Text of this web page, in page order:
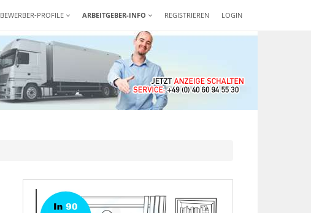
REGISTRIEREN LOGIN
BEWERBER-PROFILE ARBEITGEBER-INFO